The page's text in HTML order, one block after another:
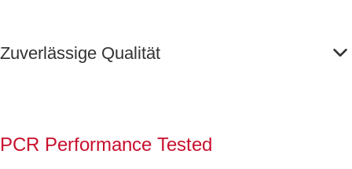
Zuverlässige Qualität
PCR Performance Tested